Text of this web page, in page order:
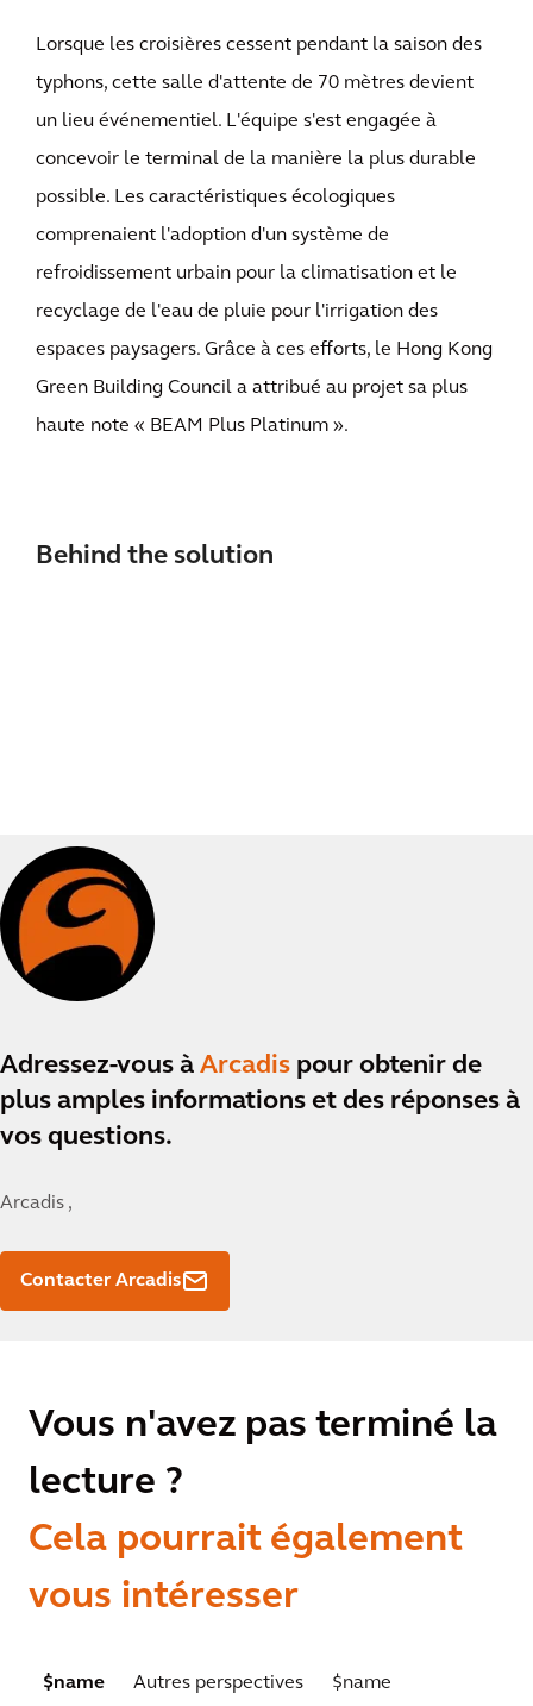
Lorsque les croisières cessent pendant la saison des
typhons, cette salle d'attente de 70 mètres devient
un lieu événementiel. L'équipe s'est engagée à
concevoir le terminal de la manière la plus durable
possible. Les caractéristiques écologiques
comprenaient l'adoption d'un système de
refroidissement urbain pour la climatisation et le
recyclage de l'eau de pluie pour l'irrigation des
espaces paysagers. Grâce à ces efforts, le Hong Kong
Green Building Council a attribué au projet sa plus
haute note « BEAM Plus Platinum ».
Behind the solution
Adressez-vous à Arcadis pour obtenir de
plus amples informations et des réponses à
vos questions.
Arcadis ,
Contacter Arcadis
Vous n'avez pas terminé la
lecture ?
Cela pourrait également
vous intéresser
$name Autres perspectives $name